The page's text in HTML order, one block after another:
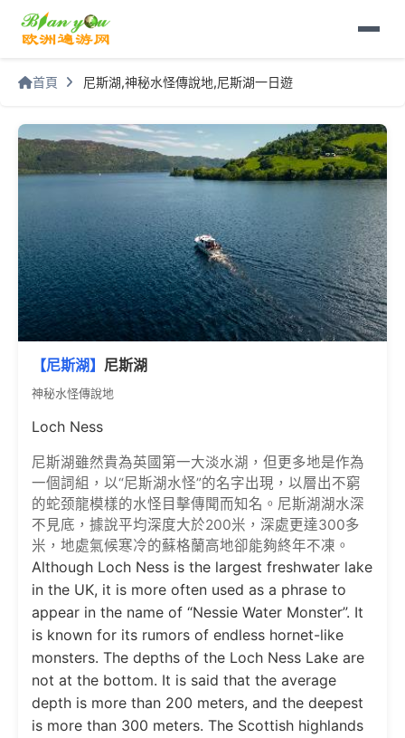
首頁 尼斯湖,神秘水怪傳說地,尼斯湖一日遊
【尼斯湖】 尼斯湖
神秘水怪傳說地
Loch Ness
尼斯湖雖然貴為英國第一大淡水湖，但更多地是作為
一個詞組，以“尼斯湖水怪”的名字出現，以層出不窮
的蛇颈龍模樣的水怪目擊傳聞而知名。尼斯湖湖水深
不見底，據說平均深度大於200米，深處更達300多
米，地處氣候寒冷的蘇格蘭高地卻能夠終年不凍。
Although Loch Ness is the largest freshwater lake
in the UK, it is more often used as a phrase to
appear in the name of “Nessie Water Monster”. It
is known for its rumors of endless hornet-like
monsters. The depths of the Loch Ness Lake are
not at the bottom. It is said that the average
depth is more than 200 meters, and the deepest
is more than 300 meters. The Scottish highlands